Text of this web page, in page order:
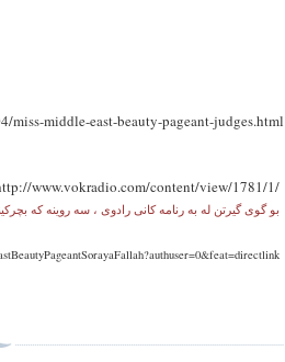
middle-east-beauty-pageant-judges.html
www.vokradio.com/content/view/1781/1/